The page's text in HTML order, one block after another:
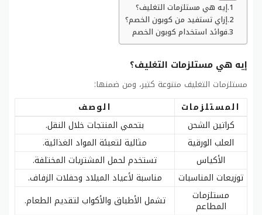
إيه هي مستلزمات التغليف؟
إزاي تستفيد من كوبون الخصم؟
فوائد استخدام كوبون الخصم
إيه هي مستلزمات التغليف؟
مستلزمات التغليف متنوعة كتير، ومن ضمنها:
المستلزمات
الوصف
كراتين الشحن
بتحمي المنتجات خلال النقل.
العلب الورقية
مثالية لتعبئة المواد الغذائية.
الأكياس
تستخدم لحمل المشتريات المختلفة.
توزيعات المناسبات
مناسبة لأعياد الميلاد وحفلات الزفاف.
مستلزمات
المطاعم
تشمل الأطباق والأكواب لتقديم الطعام.